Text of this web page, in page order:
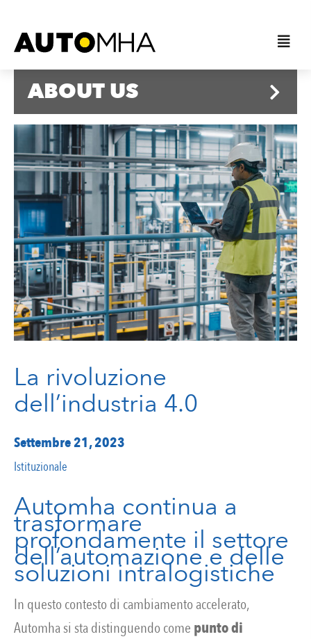
ABOUT US
La rivoluzione
dell’industria 4.0
Settembre 21, 2023
Istituzionale
Automha continua a
trasformare
profondamente il settore
dell’automazione e delle
soluzioni intralogistiche
In questo contesto di cambiamento accelerato,
Automha si sta distinguendo come punto di